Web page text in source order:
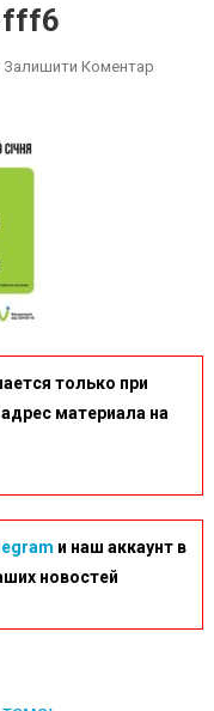
fff6
Залишити КоментарOn
только при
материала на
и наш аккаунт в
новостей